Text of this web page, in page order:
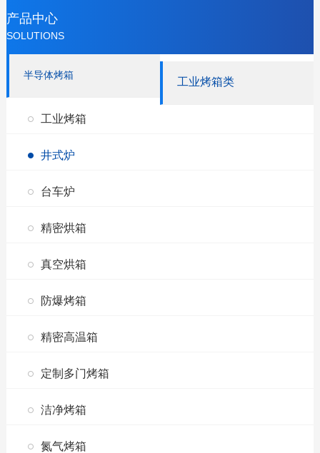
产品中心
SOLUTIONS
半导体烤箱
工业烤箱类
工业烤箱
井式炉
台车炉
精密烘箱
真空烘箱
防爆烤箱
精密高温箱
定制多门烤箱
洁净烤箱
氮气烤箱